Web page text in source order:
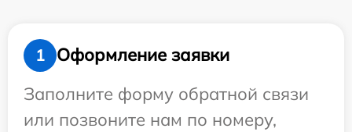
1
Оформление заявки
Заполните форму обратной связи
или позвоните нам по номеру,